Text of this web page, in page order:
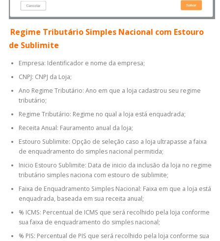
Regime Tributário Simples Nacional com Estouro
de Sublimite
Empresa: Identificador e nome da empresa;
CNPJ: CNPJ da Loja;
Ano Regime Tributário: Ano em que a loja cadastrou seu regime
tributário;
Regime Tributário: Regime no qual a loja está enquadrada;
Receita Anual: Fauramento anual da loja;
Estouro Sublimite: Opção de seleção caso a loja ultrapasse a faixa
de enquadramento do simples nacional permitida;
Inicio Estouro Sublimite: Data de inicio da inclusão da loja no regime
tributário simples naciona com estouro de sublimite;
Faixa de Enquadramento Simples Nacional: Faixa em que a loja está
enquadrada, baseada em sua receita anual;
% ICMS: Percentual de ICMS que será recolhido pela loja conforme
sua faixa de enquadramento do simples nacional;
% PIS: Percentual de PIS que será recolhido pela loja conforme sua